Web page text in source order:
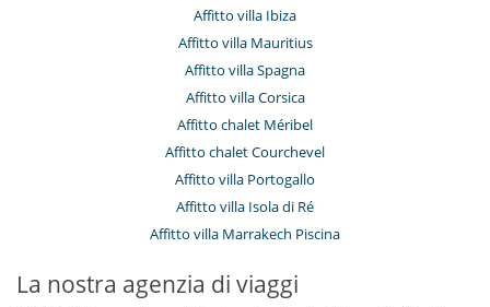
Affitto villa Ibiza
Affitto villa Mauritius
Affitto villa Spagna
Affitto villa Corsica
Affitto chalet Méribel
Affitto chalet Courchevel
Affitto villa Portogallo
Affitto villa Isola di Ré
Affitto villa Marrakech Piscina
La nostra agenzia di viaggi